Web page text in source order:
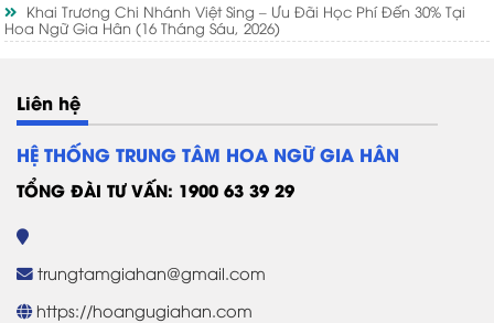
Khai Trương Chi Nhánh Việt Sing – Ưu Đãi Học Phí Đến 30% Tại
Hoa Ngữ Gia Hân(16 Tháng Sáu, 2026)
Liên hệ
HỆ THỐNG TRUNG TÂM HOA NGỮ GIA HÂN
TỔNG ĐÀI TƯ VẤN: 1900 63 39 29
trungtamgiahan@gmail.com
https://hoangugiahan.com